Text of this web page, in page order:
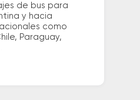
de bus para
y hacia
como
Paraguay,